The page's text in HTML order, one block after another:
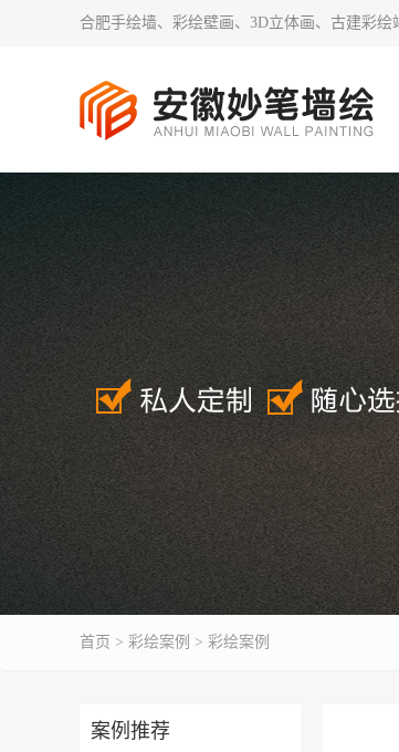
合肥手绘墙、彩绘壁画、3D立体画、古建彩绘
首页 > 彩绘案例 > 彩绘案例
案例推荐